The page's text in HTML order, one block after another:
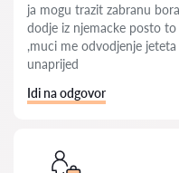
ja mogu trazit zabranu
dodje iz njemacke posto
,muci me odvodjenje
unaprijed
Idi na odgovor